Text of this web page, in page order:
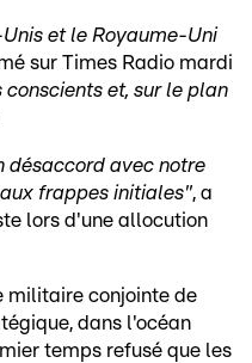
et le Royaume-Uni
sur Times Radio mardi
conscients et, sur le plan
désaccord avec notre
frappes initiales", a
lors d'une allocution
militaire conjointe de
dans l'océan
temps refusé que les